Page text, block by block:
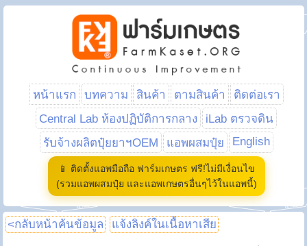
หน้าแรก บทความ สินค้า ตามสินค้า
ติดต่อเรา
Central Lab ห้องปฏิบัติการกลาง
iLab ตรวจดิน
รับจ้างผลิตปุ๋ยยาฯOEM
แอพผสมปุ๋ย English
📱 ติดตั้งแอพมือถือ ฟาร์มเกษตร ฟรี!ไม่มีเงื่อนไข
(รวมแอพผสมปุ๋ย และแอพเกษตรอื่นๆไว้ในแอพนี้)
<กลับหน้าค้นข้อมูล แจ้งลิงค์ในเนื้อหาเสีย